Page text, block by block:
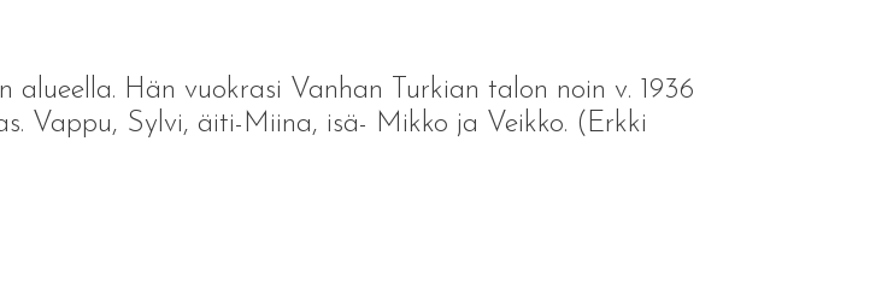
Hän vuokrasi Vanhan Turkian talon noin v. 1936
Vappu, Sylvi, äiti-Miina, isä- Mikko ja Veikko. (Erkki